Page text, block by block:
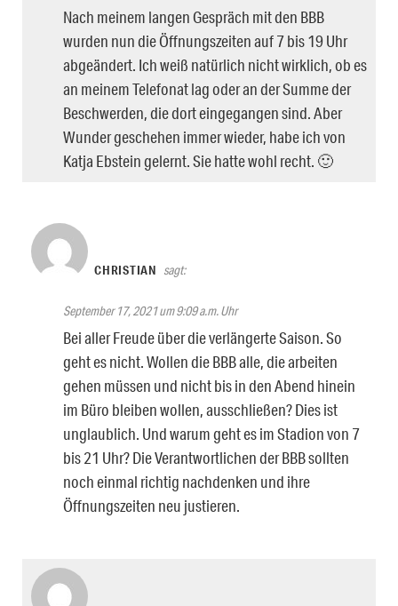
Nach meinem langen Gespräch mit den BBB
wurden nun die Öffnungszeiten auf 7 bis 19 Uhr
abgeändert. Ich weiß natürlich nicht wirklich, ob es
an meinem Telefonat lag oder an der Summe der
Beschwerden, die dort eingegangen sind. Aber
Wunder geschehen immer wieder, habe ich von
Katja Ebstein gelernt. Sie hatte wohl recht. 🙂
CHRISTIAN sagt:
September 17, 2021 um 9:09 a.m. Uhr
Bei aller Freude über die verlängerte Saison. So
geht es nicht. Wollen die BBB alle, die arbeiten
gehen müssen und nicht bis in den Abend hinein
im Büro bleiben wollen, ausschließen? Dies ist
unglaublich. Und warum geht es im Stadion von 7
bis 21 Uhr? Die Verantwortlichen der BBB sollten
noch einmal richtig nachdenken und ihre
Öffnungszeiten neu justieren.